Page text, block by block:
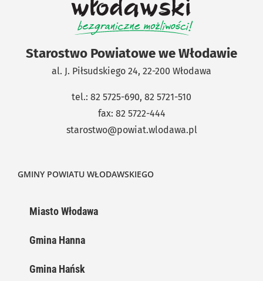
Starostwo Powiatowe we Włodawie
al. J. Piłsudskiego 24, 22-200 Włodawa
tel.: 82 5725-690, 82 5721-510
fax: 82 5722-444
starostwo@powiat.wlodawa.pl
GMINY POWIATU WŁODAWSKIEGO
Miasto Włodawa
Gmina Hanna
Gmina Hańsk